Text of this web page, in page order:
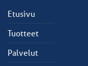
Etusivu
Tuotteet
Palvelut